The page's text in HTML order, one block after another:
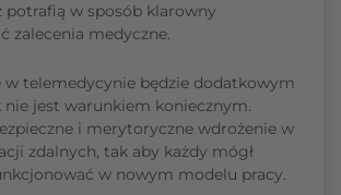
potrafią w sposób klarowny
zalecenia medyczne.
w telemedycynie będzie dodatkowym
nie jest warunkiem koniecznym.
i merytoryczne wdrożenie w
zdalnych, tak aby każdy mógł
w nowym modelu pracy.